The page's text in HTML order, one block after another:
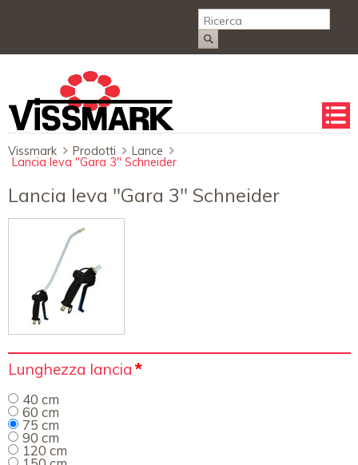
Salta
la
Vissmark Prodotti Lance
Lancia leva "Gara 3" Schneider
Lancia leva "Gara 3" Schneider
Campo
obbligatorio
Lunghezza lancia *
40 cm
60 cm
75 cm
90 cm
120 cm